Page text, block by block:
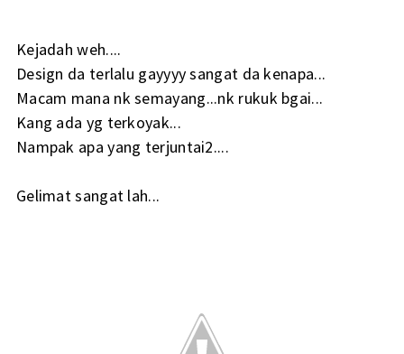
Kejadah weh....
Design da terlalu gayyyy sangat da kenapa...
Macam mana nk semayang...nk rukuk bgai...
Kang ada yg terkoyak...
Nampak apa yang terjuntai2....
Gelimat sangat lah...